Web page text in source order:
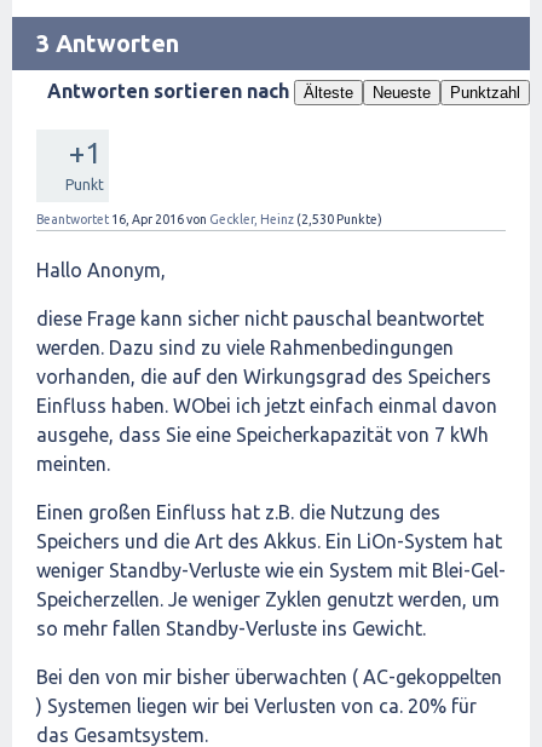
3 Antworten
Antworten sortieren nach Älteste Neueste Punktzahl
+1
Punkt
Beantwortet 16, Apr 2016von Geckler, Heinz (2,530 Punkte)
Hallo Anonym,
diese Frage kann sicher nicht pauschal beantwortet
werden. Dazu sind zu viele Rahmenbedingungen
vorhanden, die auf den Wirkungsgrad des Speichers
Einfluss haben. WObei ich jetzt einfach einmal davon
ausgehe, dass Sie eine Speicherkapazität von 7 kWh
meinten.
Einen großen Einfluss hat z.B. die Nutzung des
Speichers und die Art des Akkus. Ein LiOn-System hat
weniger Standby-Verluste wie ein System mit Blei-Gel-
Speicherzellen. Je weniger Zyklen genutzt werden, um
so mehr fallen Standby-Verluste ins Gewicht.
Bei den von mir bisher überwachten ( AC-gekoppelten
) Systemen liegen wir bei Verlusten von ca. 20% für
das Gesamtsystem.